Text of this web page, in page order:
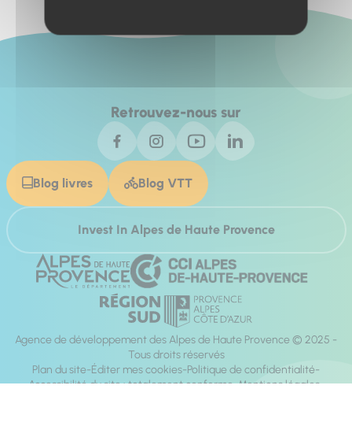
Retrouvez-nous sur
Blog livres Blog VTT
Invest In Alpes de Haute Provence
Agence de développement des Alpes de Haute Provence © 2025 -
Tous droits réservés
Plan du site Éditer mes cookies Politique de confidentialité
Accessibilité du site : totalement conforme Mentions légales